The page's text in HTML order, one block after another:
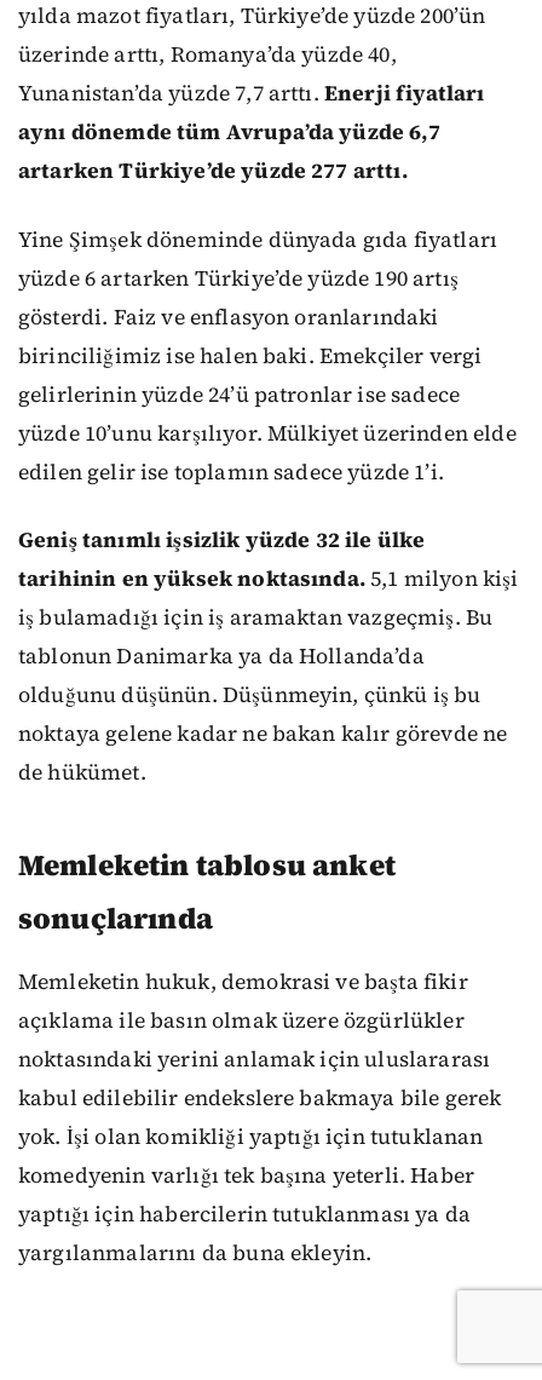
yılda mazot fiyatları, Türkiye’de yüzde 200’ün
üzerinde arttı, Romanya’da yüzde 40,
Yunanistan’da yüzde 7,7 arttı. Enerji fiyatları
aynı dönemde tüm Avrupa’da yüzde 6,7
artarken Türkiye’de yüzde 277 arttı.
Yine Şimşek döneminde dünyada gıda fiyatları
yüzde 6 artarken Türkiye’de yüzde 190 artış
gösterdi. Faiz ve enflasyon oranlarındaki
birinciliğimiz ise halen baki. Emekçiler vergi
gelirlerinin yüzde 24’ü patronlar ise sadece
yüzde 10’unu karşılıyor. Mülkiyet üzerinden elde
edilen gelir ise toplamın sadece yüzde 1’i.
Geniş tanımlı işsizlik yüzde 32 ile ülke
tarihinin en yüksek noktasında.5,1 milyon kişi
iş bulamadığı için iş aramaktan vazgeçmiş. Bu
tablonun Danimarka ya da Hollanda’da
olduğunu düşünün. Düşünmeyin, çünkü iş bu
noktaya gelene kadar ne bakan kalır görevde ne
de hükümet.
Memleketin tablosu anket
sonuçlarında
Memleketin hukuk, demokrasi ve başta fikir
açıklama ile basın olmak üzere özgürlükler
noktasındaki yerini anlamak için uluslararası
kabul edilebilir endekslere bakmaya bile gerek
yok. İşi olan komikliği yaptığı için tutuklanan
komedyenin varlığı tek başına yeterli. Haber
yaptığı için habercilerin tutuklanması ya da
yargılanmalarını da buna ekleyin.